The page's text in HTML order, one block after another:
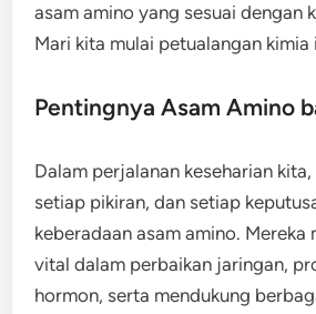
asam amino yang sesuai dengan
Mari kita mulai petualangan kimia
Pentingnya Asam Amino
Dalam perjalanan keseharian
setiap pikiran, dan setiap
keberadaan asam amino. Mereka
vital dalam perbaikan jaringan,
hormon, serta mendukung